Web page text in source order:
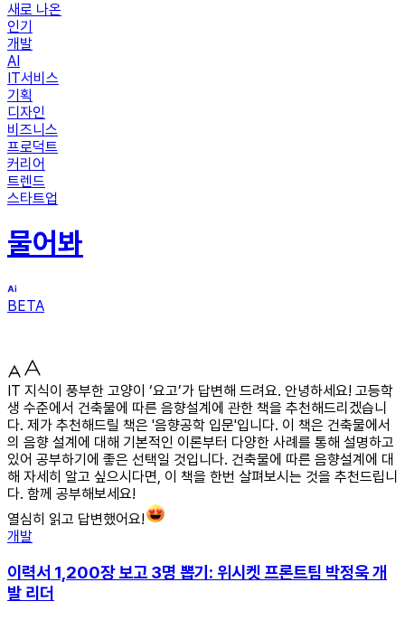
새로 나온
인기
개발
AI
IT서비스
기획
디자인
비즈니스
프로덕트
커리어
트렌드
스타트업
물어봐
BETA
IT 지식이 풍부한 고양이 ‘요고’가 답변해 드려요. 안녕하세요! 고등학
생 수준에서 건축물에 따른 음향설계에 관한 책을 추천해드리겠습니
다. 제가 추천해드릴 책은 '음향공학 입문'입니다. 이 책은 건축물에서
의 음향 설계에 대해 기본적인 이론부터 다양한 사례를 통해 설명하고
있어 공부하기에 좋은 선택일 것입니다. 건축물에 따른 음향설계에 대
해 자세히 알고 싶으시다면, 이 책을 한번 살펴보시는 것을 추천드립니
다. 함께 공부해보세요!
열심히 읽고 답변했어요!
개발
이력서 1,200장 보고 3명 뽑기: 위시켓 프론트팀 박정욱 개
발 리더